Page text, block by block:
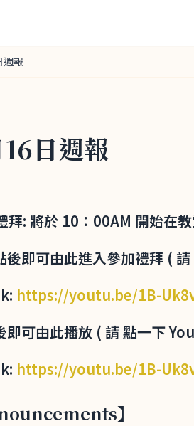
週報
日週報
: 將於 10：00AM 開始在
後即可由此進入參加禮拜 (
https://youtu.be/1B-
即可由此播放 ( 請 點一下
https://youtu.be/1B-
】